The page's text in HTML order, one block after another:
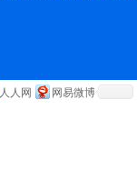
人人网 网易微博